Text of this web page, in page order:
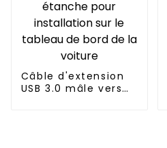
Câble d'extension
USB 3.0 mâle vers